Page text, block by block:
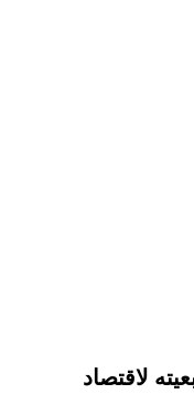
لاقتصاد